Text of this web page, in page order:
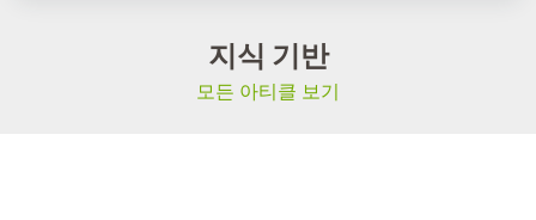
지식 기반
모든 아티클 보기